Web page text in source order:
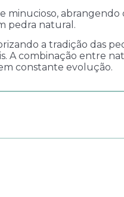
abrangendo
pedra natural.
a tradição das
A combinação entre
constante evolução.